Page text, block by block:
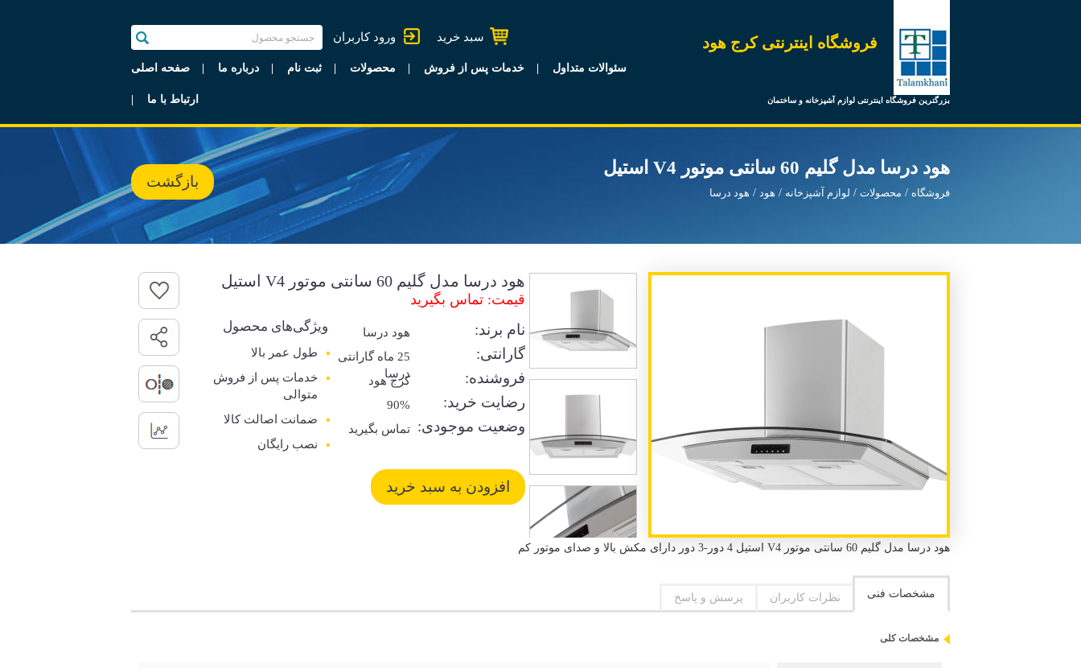
فروشگاه اینترنتی کرج هود
بزرگترین فروشگاه اینترنتی لوازم آشپزخانه و ساختمان
ورود کاربران سبد خرید
صفحه اصلی درباره ما ثبت نام محصولات خدمات پس از فروش سئوالات متداول
ارتباط با ما
هود درسا مدل گلیم 60 سانتی موتور V4 استیل
فروشگاه محصولات لوازم آشپزخانه هود هود درسا
بازگشت
هود درسا مدل گلیم 60 سانتی موتور V4 استیل
قیمت: تماس بگیرید
نام برند: هود درسا
گارانتی:
25 ماه گارانتی
درسا
فروشنده: کرج هود
رضایت خرید: 90%
وضعیت موجودی: تماس بگیرید
ویژگی‌های محصول
طول عمر بالا
خدمات پس از فروش
متوالی
ضمانت اصالت کالا
نصب رایگان
هود درسا مدل گلیم 60 سانتی موتور V4 استیل 4 دور-3 دور دارای مکش بالا و صدای موتور کم
مشخصات فنی نظرات کاربران پرسش و پاسخ
مشخصات کلی